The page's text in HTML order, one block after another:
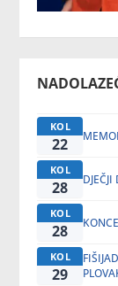
KOL
22
KOL
28
KOL
28
KOL
29